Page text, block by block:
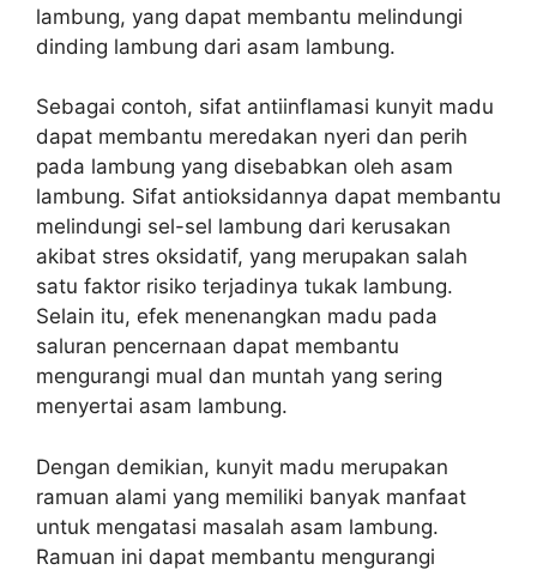
lambung, yang dapat membantu melindungi
dinding lambung dari asam lambung.
Sebagai contoh, sifat antiinflamasi kunyit madu
dapat membantu meredakan nyeri dan perih
pada lambung yang disebabkan oleh asam
lambung. Sifat antioksidannya dapat membantu
melindungi sel-sel lambung dari kerusakan
akibat stres oksidatif, yang merupakan salah
satu faktor risiko terjadinya tukak lambung.
Selain itu, efek menenangkan madu pada
saluran pencernaan dapat membantu
mengurangi mual dan muntah yang sering
menyertai asam lambung.
Dengan demikian, kunyit madu merupakan
ramuan alami yang memiliki banyak manfaat
untuk mengatasi masalah asam lambung.
Ramuan ini dapat membantu mengurangi